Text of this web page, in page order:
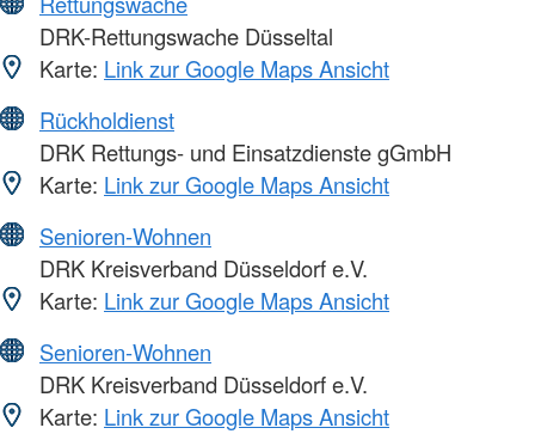
DRK-Rettungswache Düsseltal
Karte: Link zur Google Maps Ansicht
Rückholdienst
DRK Rettungs- und Einsatzdienste gGmbH
Karte: Link zur Google Maps Ansicht
Senioren-Wohnen
DRK Kreisverband Düsseldorf e.V.
Karte: Link zur Google Maps Ansicht
Senioren-Wohnen
DRK Kreisverband Düsseldorf e.V.
Karte: Link zur Google Maps Ansicht